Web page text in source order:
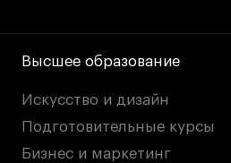
Высшее образование
Искусство и дизайн
Подготовительные курсы
Бизнес и маркетинг